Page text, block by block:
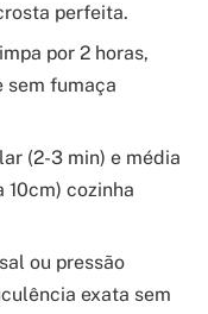
perfeita.
por 2 horas,
sem fumaça
(2-3 min) e média
10cm) cozinha
ou pressão
exata sem